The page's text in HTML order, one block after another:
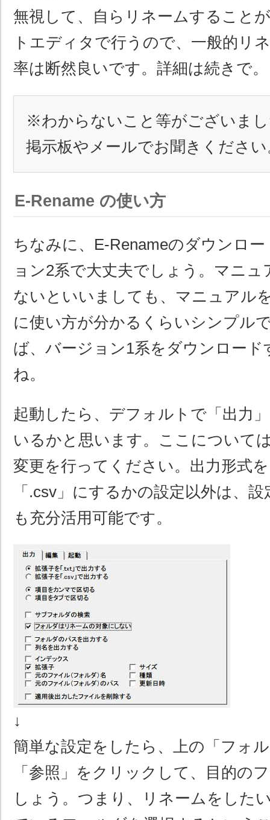
無視して、自らリネームすること
トエディタで行うので、一般的リ
率は断然良いです。詳細は続きで。
※わからないこと等がございま
掲示板やメールでお聞きください
E-Rename の使い方
ちなみに、E-Renameのダウンロ
ョン2系で大丈夫でしょう。マニ
ないといいましても、マニュアル
に使い方が分かるくらいシンプル
ば、バージョン1系をダウンロー
ね。
起動したら、デフォルトで「出力
いるかと思います。ここについて
変更を行ってください。出力形式
「.csv」にするかの設定以外は、
も充分活用可能です。
↓
簡単な設定をしたら、上の「フォ
「参照」をクリックして、目的の
しょう。つまり、リネームをした